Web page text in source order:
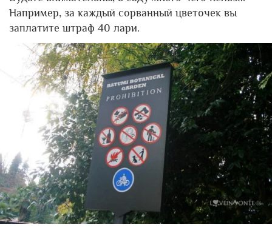
Например, за каждый сорванный цветочек вы
заплатите штраф 40 лари.